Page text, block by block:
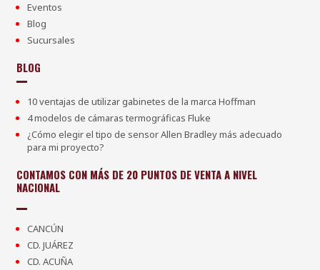
Eventos
Blog
Sucursales
BLOG
10 ventajas de utilizar gabinetes de la marca Hoffman
4 modelos de cámaras termográficas Fluke
¿Cómo elegir el tipo de sensor Allen Bradley más adecuado
para mi proyecto?
CONTAMOS CON MÁS DE 20 PUNTOS DE VENTA A NIVEL
NACIONAL
CANCÚN
CD. JUÁREZ
CD. ACUÑA